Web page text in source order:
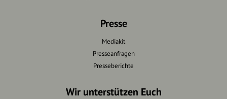
Presse
Mediakit
Presseanfragen
Presseberichte
Wir unterstützen Euch